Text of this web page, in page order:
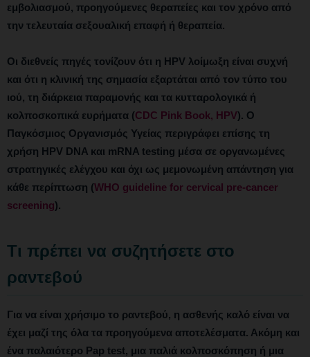
εμβολιασμού, προηγούμενες θεραπείες και τον χρόνο από
την τελευταία σεξουαλική επαφή ή θεραπεία.
Οι διεθνείς πηγές τονίζουν ότι η HPV λοίμωξη είναι συχνή
και ότι η κλινική της σημασία εξαρτάται από τον τύπο του
ιού, τη διάρκεια παραμονής και τα κυτταρολογικά ή
κολποσκοπικά ευρήματα (CDC Pink Book, HPV). Ο
Παγκόσμιος Οργανισμός Υγείας περιγράφει επίσης τη
χρήση HPV DNA και mRNA testing μέσα σε οργανωμένες
στρατηγικές ελέγχου και όχι ως μεμονωμένη απάντηση για
κάθε περίπτωση (WHO guideline for cervical pre-cancer
screening).
Τι πρέπει να συζητήσετε στο
ραντεβού
Για να είναι χρήσιμο το ραντεβού, η ασθενής καλό είναι να
έχει μαζί της όλα τα προηγούμενα αποτελέσματα. Ακόμη και
ένα παλαιότερο Pap test, μια παλιά κολποσκόπηση ή μια